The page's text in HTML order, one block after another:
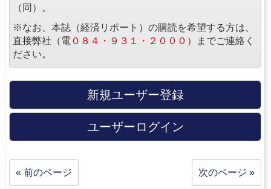
（同）。
※なお、本誌（経済リポート）の購読を希望する方は、
直接弊社（電 ０８４・９３１・２０００ ）までご連絡く
ださい。
新規ユーザー登録
ユーザーログイン
« 前のページ 次のページ »